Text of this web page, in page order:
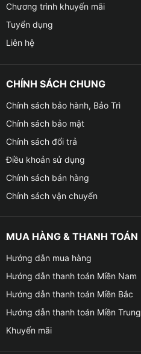
Chương trình khuyến mãi
Tuyển dụng
Liên hệ
CHÍNH SÁCH CHUNG
Chính sách bảo hành, Bảo Trì
Chính sách bảo mật
Chính sách đổi trả
Điều khoản sử dụng
Chính sách bán hàng
Chính sách vận chuyển
MUA HÀNG & THANH TOÁN
Hướng dẫn mua hàng
Hướng dẫn thanh toán Miền Nam
Hướng dẫn thanh toán Miền Bắc
Hướng dẫn thanh toán Miền Trung
Khuyến mãi